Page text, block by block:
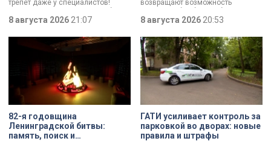
трепет даже у специалистов!
тысячи лет и боевой топор – вот
экспедиции в Старой Ладоге в
8 августа 202621:07
медицинского центра
возвращают возможность
отмечает Институт травматологии
8 августа 202620:53
82-я годовщина
Ленинградской битвы:
память, поиск и
ГАТИ усиливает контроль за
парковкой во дворах: новые
правила и штрафы